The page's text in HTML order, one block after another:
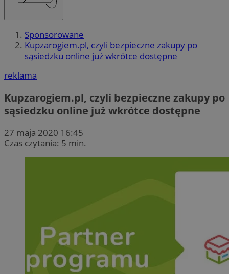
Sponsorowane
Kupzarogiem.pl, czyli bezpieczne zakupy po
sąsiedzku online już wkrótce dostępne
reklama
Kupzarogiem.pl, czyli bezpieczne zakupy po
sąsiedzku online już wkrótce dostępne
27 maja 2020 16:45
Czas czytania: 5 min.